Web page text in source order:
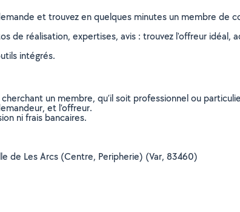
et trouvez en quelques minutes un membre de
de réalisation, expertises, avis : trouvez l'offreur idéal,
intégrés.
un membre, qu’il soit professionnel ou
et l’offreur.
ni frais bancaires.
de Les Arcs (Centre, Peripherie) (Var, 83460)